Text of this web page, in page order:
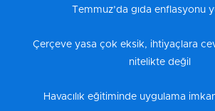
Temmuz’da gıda enflasyonu
Çerçeve yasa çok eksik, ihtiyaçlara
nitelikte değil
Havacılık eğitiminde uygulama